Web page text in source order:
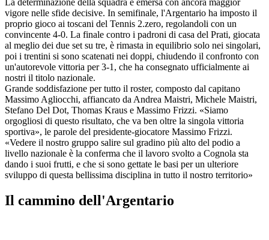
vigore nelle sfide decisive. In semifinale, l'Argentario ha imposto il
proprio gioco ai toscani del Tennis 2.zero, regolandoli con un
convincente 4-0. La finale contro i padroni di casa del Prati, giocata
al meglio dei due set su tre, è rimasta in equilibrio solo nei singolari,
poi i trentini si sono scatenati nei doppi, chiudendo il confronto con
un'autorevole vittoria per 3-1, che ha consegnato ufficialmente ai
nostri il titolo nazionale.
Grande soddisfazione per tutto il roster, composto dal capitano
Massimo Agliocchi, affiancato da Andrea Maistri, Michele Maistri,
Stefano Del Dot, Thomas Kraus e Massimo Frizzi. «Siamo
orgogliosi di questo risultato, che va ben oltre la singola vittoria
sportiva», le parole del presidente-giocatore Massimo Frizzi.
«Vedere il nostro gruppo salire sul gradino più alto del podio a
livello nazionale è la conferma che il lavoro svolto a Cognola sta
dando i suoi frutti, e che si sono gettate le basi per un ulteriore
sviluppo di questa bellissima disciplina in tutto il nostro territorio»
Il cammino dell'Argentario